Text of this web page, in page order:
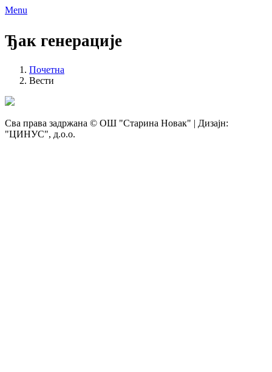
Menu
Ђак генерације
Почетна
Вести
Сва права задржана © ОШ "Старина Новак" | Дизајн:
"ЦИНУС", д.о.о.